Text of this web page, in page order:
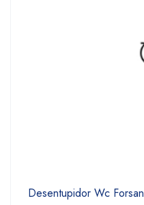
Desentupidor Wc Forsan